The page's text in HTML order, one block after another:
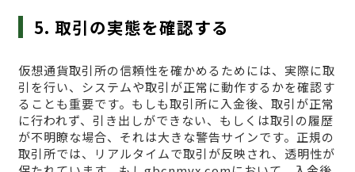
5. 取引の実態を確認する
仮想通貨取引所の信頼性を確かめるためには、実際に取
引を行い、システムや取引が正常に動作するかを確認す
ることも重要です。もしも取引所に入金後、取引が正常
に行われず、引き出しができない、もしくは取引の履歴
が不明瞭な場合、それは大きな警告サインです。正規の
取引所では、リアルタイムで取引が反映され、透明性が